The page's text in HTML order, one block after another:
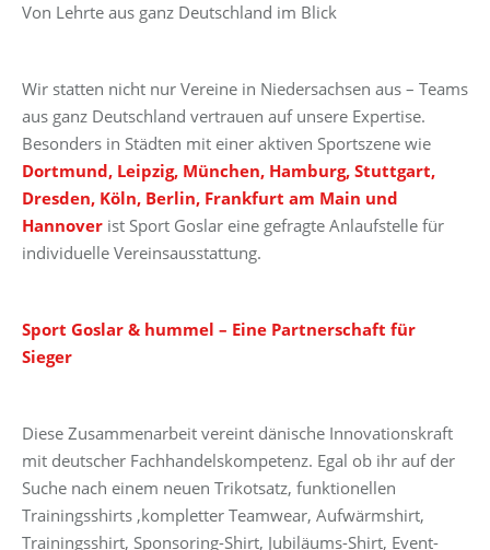
Von Lehrte aus ganz Deutschland im Blick
Wir statten nicht nur Vereine in Niedersachsen aus – Teams
aus ganz Deutschland vertrauen auf unsere Expertise.
Besonders in Städten mit einer aktiven Sportszene wie
Dortmund, Leipzig, München, Hamburg, Stuttgart,
Dresden, Köln, Berlin, Frankfurt am Main und
Hannover ist Sport Goslar eine gefragte Anlaufstelle für
individuelle Vereinsausstattung.
Sport Goslar & hummel – Eine Partnerschaft für
Sieger
Diese Zusammenarbeit vereint dänische Innovationskraft
mit deutscher Fachhandelskompetenz. Egal ob ihr auf der
Suche nach einem neuen Trikotsatz, funktionellen
Trainingsshirts ,kompletter Teamwear, Aufwärmshirt,
Trainingsshirt, Sponsoring-Shirt, Jubiläums-Shirt, Event-